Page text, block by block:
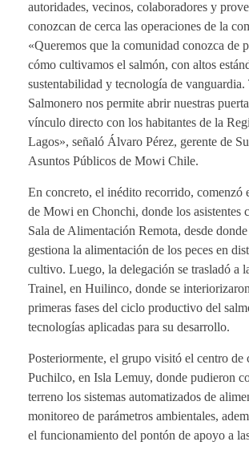
autoridades, vecinos, colaboradores y
conozcan de cerca las operaciones de la
«Queremos que la comunidad conozca de
cómo cultivamos el salmón, con altos
sustentabilidad y tecnología de vanguardia.
Salmonero nos permite abrir nuestras
vínculo directo con los habitantes de la
Lagos», señaló Álvaro Pérez, gerente de
Asuntos Públicos de Mowi Chile.
En concreto, el inédito recorrido, comenzó
de Mowi en Chonchi, donde los asistentes
Sala de Alimentación Remota, desde
gestiona la alimentación de los peces en
cultivo. Luego, la delegación se trasladó a
Trainel, en Huilinco, donde se
primeras fases del ciclo productivo del
tecnologías aplicadas para su desarrollo.
Posteriormente, el grupo visitó el centro de
Puchilco, en Isla Lemuy, donde pudieron
terreno los sistemas automatizados de
monitoreo de parámetros ambientales,
el funcionamiento del pontón de apoyo a